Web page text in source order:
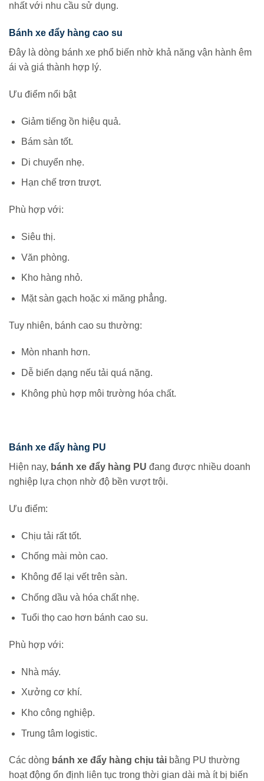
nhất với nhu cầu sử dụng.
Bánh xe đẩy hàng cao su
Đây là dòng bánh xe phổ biến nhờ khả năng vận hành êm
ái và giá thành hợp lý.
Ưu điểm nổi bật
Giảm tiếng ồn hiệu quả.
Bám sàn tốt.
Di chuyển nhẹ.
Hạn chế trơn trượt.
Phù hợp với:
Siêu thị.
Văn phòng.
Kho hàng nhỏ.
Mặt sàn gạch hoặc xi măng phẳng.
Tuy nhiên, bánh cao su thường:
Mòn nhanh hơn.
Dễ biến dạng nếu tải quá nặng.
Không phù hợp môi trường hóa chất.
Bánh xe đẩy hàng PU
Hiện nay, bánh xe đẩy hàng PU đang được nhiều doanh
nghiệp lựa chọn nhờ độ bền vượt trội.
Ưu điểm:
Chịu tải rất tốt.
Chống mài mòn cao.
Không để lại vết trên sàn.
Chống dầu và hóa chất nhẹ.
Tuổi thọ cao hơn bánh cao su.
Phù hợp với:
Nhà máy.
Xưởng cơ khí.
Kho công nghiệp.
Trung tâm logistic.
Các dòng bánh xe đẩy hàng chịu tải bằng PU thường
hoạt động ổn định liên tục trong thời gian dài mà ít bị biến